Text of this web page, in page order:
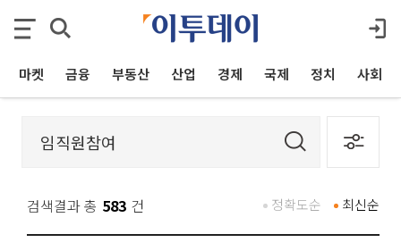
마켓 금융 부동산 산업 경제 국제 정치 사회
검색결과 총 583 건 최신순
정확도순